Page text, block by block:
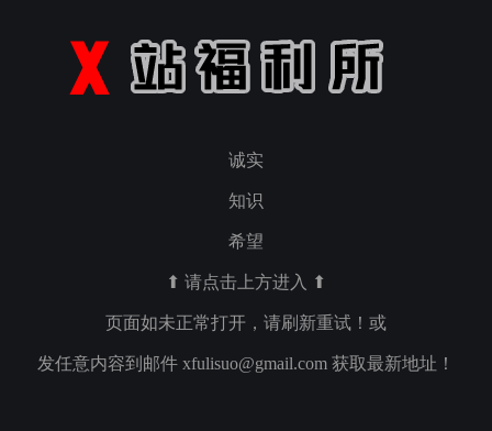
诚实
知识
希望
⬆ 请点击上方进入 ⬆
页面如未正常打开，请刷新重试！或
发任意内容到邮件 xfulisuo@gmail.com 获取最新地址！